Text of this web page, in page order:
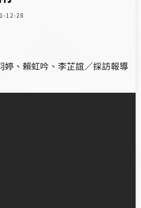
12-28
婷、賴虹吟、李芷誼／採訪報導